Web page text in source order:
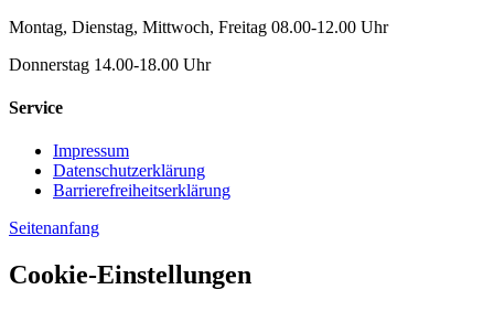
Montag, Dienstag, Mittwoch, Freitag 08.00-12.00 Uhr
Donnerstag 14.00-18.00 Uhr
Service
Impressum
Datenschutzerklärung
Barrierefreiheitserklärung
Seitenanfang
Cookie-Einstellungen